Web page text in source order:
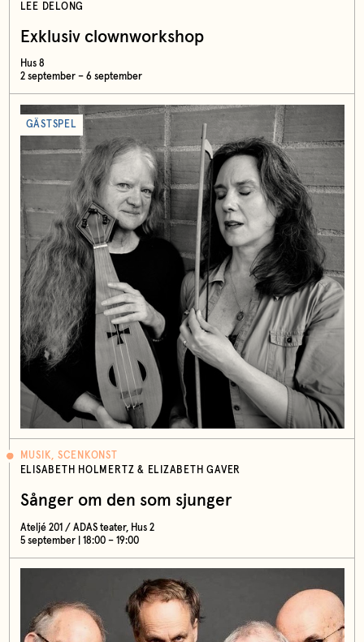
LEE DELONG
Exklusiv clownworkshop
Hus 8
2 september – 6 september
GÄSTSPEL
MUSIK, SCENKONST
ELISABETH HOLMERTZ & ELIZABETH GAVER
Sånger om den som sjunger
Ateljé 201 / ADAS teater, Hus 2
5 september | 18:00 – 19:00